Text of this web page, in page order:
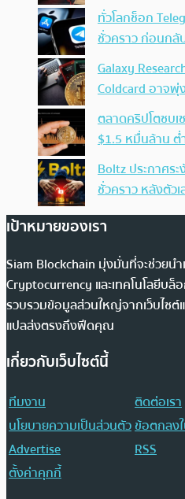
ทั่วโลกช็อก
ชั่วคราว ก่อนกลั
Galaxy
Coldcard อาจ
ตลาดคริปโตซบ
$1.5 หมื่นล้าน
Boltz ประกาศร
ชั่วคราว หลังตัว
เป้าหมายของเรา
Siam Blockchain มุ่งมั่นที่จะช่วยน
Cryptocurrency และเทคโนโลยีบล็
รวบรวมข้อมูลส่วนใหญ่จากเว็บไซต์
แปลส่งตรงถึงฟีดคุณ
เกี่ยวกับเว็บไซต์นี้
ทีมงาน
ติดต่อเรา
นโยบายความเป็นส่วนตัวข้อตกลง
Advertise
RSS
ตั้งค่าคุกกี้